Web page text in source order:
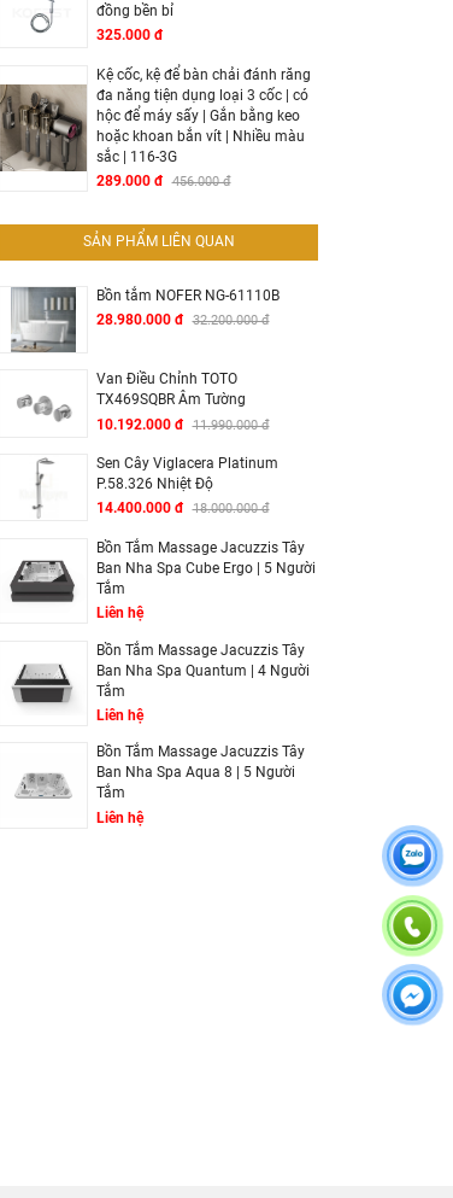
đồng bền bỉ
325.000 đ
Kệ cốc, kệ để bàn chải đánh răng
đa năng tiện dụng loại 3 cốc | có
hộc để máy sấy | Gắn bằng keo
hoặc khoan bắn vít | Nhiều màu
sắc | 116-3G
289.000 đ 456.000 đ
SẢN PHẨM LIÊN QUAN
Bồn tắm NOFER NG-61110B
28.980.000 đ 32.200.000 đ
Van Điều Chỉnh TOTO
TX469SQBR Âm Tường
10.192.000 đ 11.990.000 đ
Sen Cây Viglacera Platinum
P.58.326 Nhiệt Độ
14.400.000 đ 18.000.000 đ
Bồn Tắm Massage Jacuzzis Tây
Ban Nha Spa Cube Ergo | 5 Người
Tắm
Liên hệ
Bồn Tắm Massage Jacuzzis Tây
Ban Nha Spa Quantum | 4 Người
Tắm
Liên hệ
Bồn Tắm Massage Jacuzzis Tây
Ban Nha Spa Aqua 8 | 5 Người
Tắm
Liên hệ